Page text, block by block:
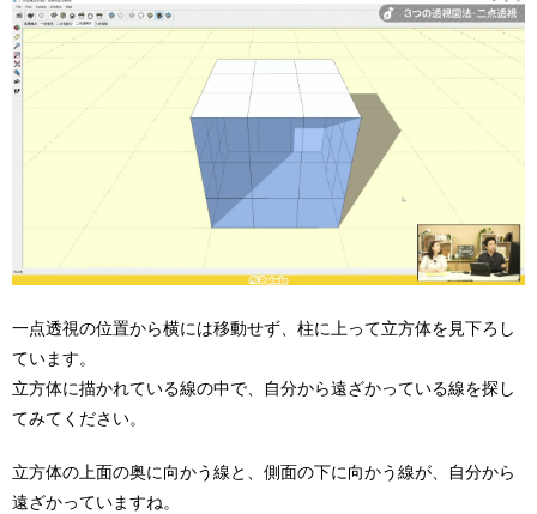
一点透視の位置から横には移動せず、柱に上って立方体を見下ろし
ています。
立方体に描かれている線の中で、自分から遠ざかっている線を探し
てみてください。
立方体の上面の奥に向かう線と、側面の下に向かう線が、自分から
遠ざかっていますね。